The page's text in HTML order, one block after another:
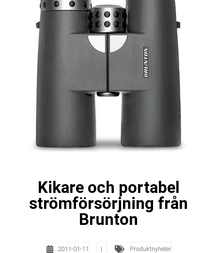
Kikare och portabel
strömförsörjning från
Brunton
2011-01-11 | Produktnyheter